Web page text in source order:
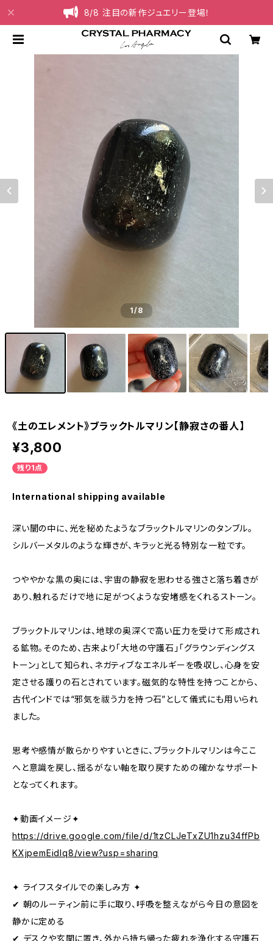
8/8 注目の新作ジュエリー登場！
1/8
《土のエレメント》ブラックトルマリン【静寂さの番人】
¥3,800
残り1点
International shipping available
深い闇の中に、光を秘めたようなブラックトルマリンのタンブル。
シルバーメタルのような輝きが、キラッと光る特別な一粒です。
つややかな黒の奥には、宇宙の静寂を思わせる強さと落ち着きが
あり、触れるだけで地に足がつくような安堵感をくれるストーン。
ブラックトルマリンは、地球の奥深くで高い圧力を受けて形成され
る鉱物。そのため、古来より「大地の守護石」「グラウンディングス
トーン」として知られ、ネガティブなエネルギーを吸収し、心身を安
定させる護りの石とされています。磁気的な特性を持つことから、
古代インドでは“邪気を祓う力を持つ石”として儀式にも用いられ
ました。
思考や感情が散らかりやすいときに、ブラックトルマリンは今ここ
へと意識を戻し、揺るがない軸を取り戻すための確かなサポート
となってくれます。
✦動画イメージ✦
https://drive.google.com/file/d/1tzCLJeTxZU1hzu34ffPb
KXjpemEidlq8/view?usp=sharing
✦ ライフスタイルでの楽しみ方 ✦
✔ 朝のルーティン前に手に取り、呼吸を整えながら今日の意図を
静かに定める
✔ デスクや玄関に置き、外から持ち帰った疲れを浄化する守護石